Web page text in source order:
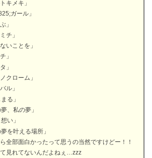
キメキ」
ガール」
」
チ」
いことを」
」
」
クローム」
ル」
る」
、私の夢」
い」
を叶える場所」
全部面白かったって思うの当然ですけどー！！
見れてないんだよねぇ…zzz